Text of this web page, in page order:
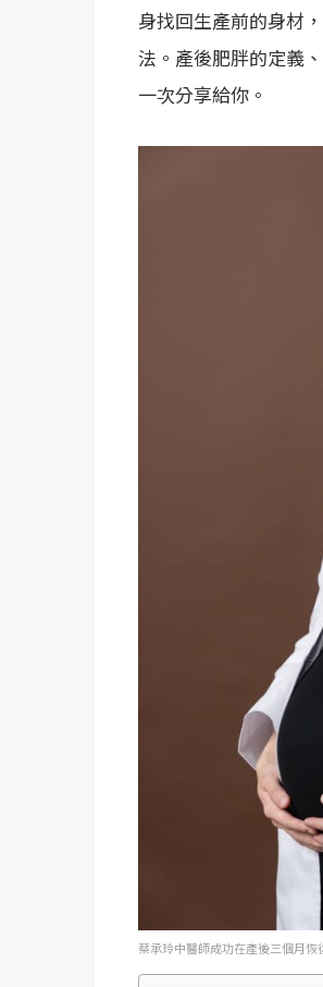
身找回生產前的身材
法。產後肥胖的定義
一次分享給你。
蔡承玲中醫師成功在產後三個月恢